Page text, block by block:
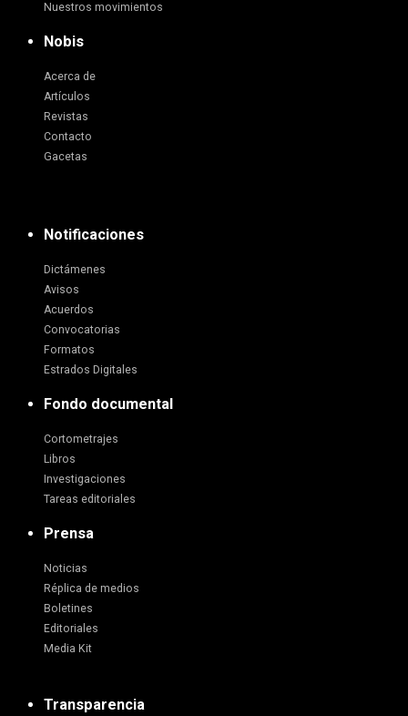
Nuestros movimientos
Nobis
Acerca de
Artículos
Revistas
Contacto
Gacetas
Notificaciones
Dictámenes
Avisos
Acuerdos
Convocatorias
Formatos
Estrados Digitales
Fondo documental
Cortometrajes
Libros
Investigaciones
Tareas editoriales
Prensa
Noticias
Réplica de medios
Boletines
Editoriales
Media Kit
Transparencia